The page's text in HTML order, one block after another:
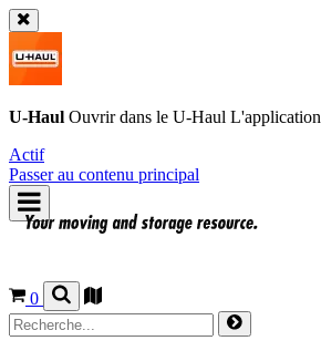
U-Haul Ouvrir dans le U-Haul L'application
Actif
Passer au contenu principal
0